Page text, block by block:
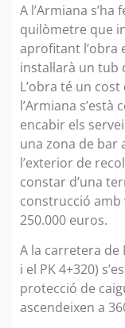
A l’Armiana s’ha
quilòmetre que
aprofitant l’obra
instal·larà un
L’obra té un
l’Armiana
encabir els
una zona de bar
l’exterior de
constar d’una
construcció amb
250.000 euros.
A la carretera de
i el PK 4+320)
protecció de
ascendeixen a